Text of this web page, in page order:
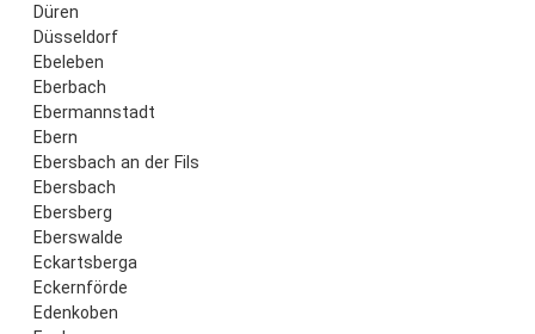
Düren
Düsseldorf
Ebeleben
Eberbach
Ebermannstadt
Ebern
Ebersbach an der Fils
Ebersbach
Ebersberg
Eberswalde
Eckartsberga
Eckernförde
Edenkoben